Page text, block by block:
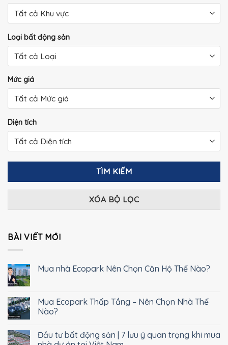
Loại bất động sản
Mức giá
Diện tích
TÌM KIẾM
XÓA BỘ LỌC
BÀI VIẾT MỚI
Mua nhà Ecopark Nên Chọn Căn Hộ Thế Nào?
Mua Ecopark Thấp Tầng – Nên Chọn Nhà Thế
Nào?
Đầu tư bất động sản | 7 lưu ý quan trọng khi mua